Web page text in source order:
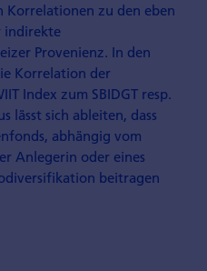
Korrelationen zu den eben
indirekte
Provenienz. In den
Korrelation der
Index zum SBIDGT resp.
lässt sich ableiten, dass
abhängig vom
Anlegerin oder eines
beitragen